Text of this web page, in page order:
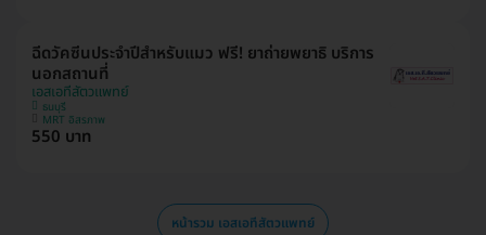
ฉีดวัคซีนประจำปีสำหรับแมว ฟรี! ยาถ่ายพยาธิ บริการ
นอกสถานที่
เอสเอทีสัตวแพทย์
ธนบุรี
MRT อิสรภาพ
550 บาท
หน้ารวม เอสเอทีสัตวแพทย์